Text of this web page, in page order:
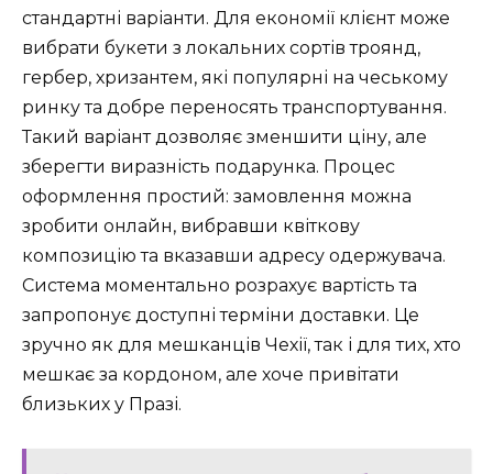
стандартні варіанти. Для економії клієнт може
вибрати букети з локальних сортів троянд,
гербер, хризантем, які популярні на чеському
ринку та добре переносять транспортування.
Такий варіант дозволяє зменшити ціну, але
зберегти виразність подарунка. Процес
оформлення простий: замовлення можна
зробити онлайн, вибравши квіткову
композицію та вказавши адресу одержувача.
Система моментально розрахує вартість та
запропонує доступні терміни доставки. Це
зручно як для мешканців Чехії, так і для тих, хто
мешкає за кордоном, але хоче привітати
близьких у Празі.